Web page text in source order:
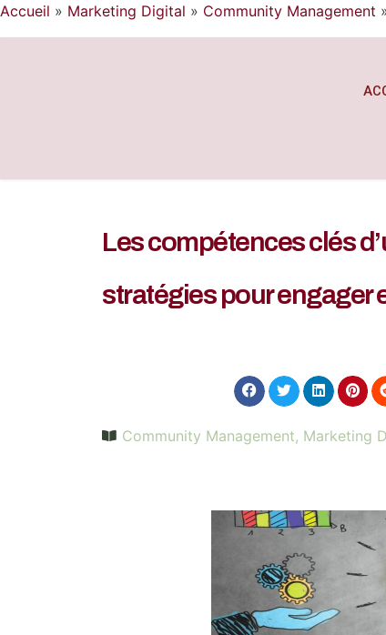
Accueil » Marketing Digital » Community Management
Les compétences clés
stratégies pour engager
Community Management, Marketing